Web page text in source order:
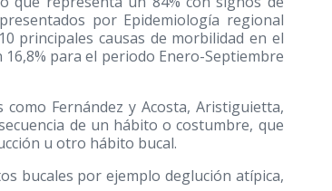
por Epidemiología regional
principales causas de morbilidad en el
para el periodo Enero-Septiembre
Fernández y Acosta, Aristiguietta,
de un hábito o costumbre, que
u otro hábito bucal.
bucales por ejemplo deglución atípica,